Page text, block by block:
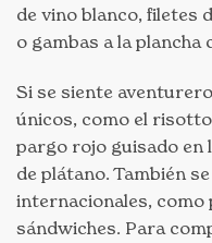
de vino blanco, filetes
o gambas a la plancha
Si se siente
únicos, como el
pargo rojo guisado en
de plátano. También
internacionales, como
sándwiches. Para